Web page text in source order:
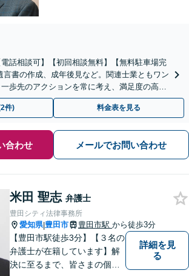
電話相談可】【初回相談無料】【無料駐車場完
言書の作成、成年後見など。関連士業ともワン
歩先のアクションを常に考え、満足度の高い
件) 料金表を見る
合わせ メールでお問い合わせ
米田 聖志 弁護士
豊田シティ法律事務所
愛知県|豊田市 豊田市駅 から徒歩3分
【豊田市駅徒歩3分】【３名の
弁護士が在籍しています】解
決に至るまで、皆さまの個別
詳細を見
る